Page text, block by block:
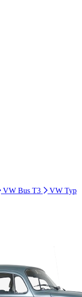
VW Bus T3
VW Typ